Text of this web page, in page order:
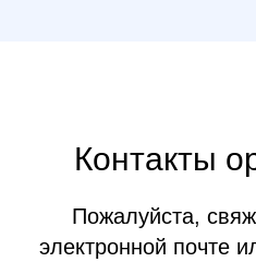
Контакты
Пожалуйста,
электронной почте